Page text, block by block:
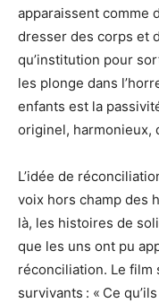
apparaissent comme
dresser des corps et
qu’institution pour
les plonge dans
enfants est la
originel, harmonieux,
L’idée de
voix hors champ des
là, les histoires de
que les uns ont pu
réconciliation. Le film
survivants : « Ce